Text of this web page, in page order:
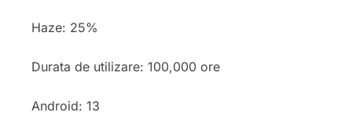
Haze: 25%
Durata de utilizare: 100,000 ore
Android: 13